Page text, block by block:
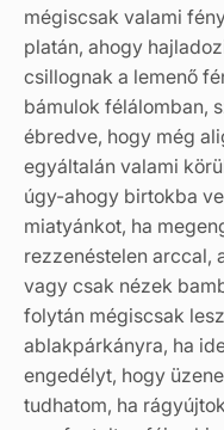
mégiscsak valami
platán, ahogy
csillognak a lemenő
bámulok félálomban,
ébredve, hogy még
egyáltalán valami
úgy-ahogy birtokba
miatyánkot, ha
rezzenéstelen arccal,
vagy csak nézek
folytán mégiscsak
ablakpárkányra, ha
engedélyt, hogy
tudhatom, ha